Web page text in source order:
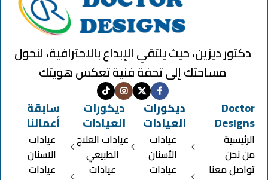
دكتور ديزين، حيث يلتقي الإبداع بالاحترافية، لنحول
مساحتك إلى تحفة فنية تعكس هويتك
Doctor
Designs
الرئيسية
من نحن
تواصل معنا
ديكورات
العيادات
عيادات
الأسنان
عيادات
ديكورات
العيادات
عيادات العلاج
الطبيعي
عيادات
سابقة
أعمالنا
عيادات
الاسنان
عيادات